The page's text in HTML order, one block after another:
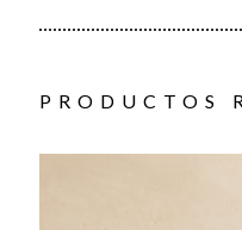
PRODUCTOS